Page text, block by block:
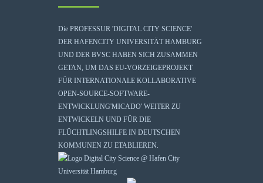
Die PROFESSUR 'DIGITAL CITY SCIENCE'
DER HAFENCITY UNIVERSITÄT HAMBURG
UND DER BVSC HABEN SICH ZUSAMMEN
GETAN, UM DAS EU-VORZEIGEPROJEKT
FÜR INTERNATIONALE KOLLABORATIVE
OPEN-SOURCE-SOFTWARE-
ENTWICKLUNG'MICADO' WEITER ZU
ENTWICKELN UND FÜR DIE
FLÜCHTLINGSHILFE IN DEUTSCHEN
KOMMUNEN ZU ETABLIEREN.